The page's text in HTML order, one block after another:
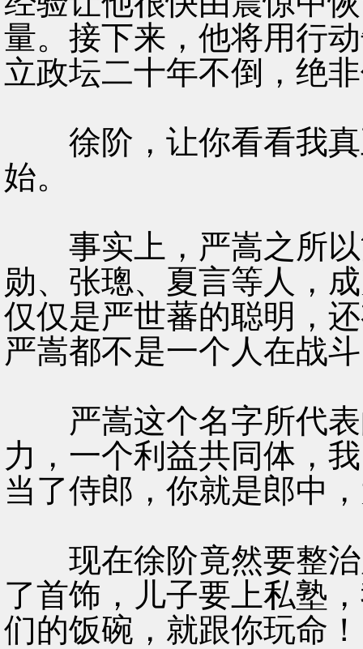
量。接下来，他将用行
立政坛二十年不倒，绝
徐阶，让你看看我真
始。
事实上，严嵩之所以
勋、张璁、夏言等人，
仅仅是严世蕃的聪明，
严嵩都不是一个人在战
严嵩这个名字所代表
力，一个利益共同体，
当了侍郎，你就是郎中
现在徐阶竟然要整治
了首饰，儿子要上私塾
们的饭碗，就跟你玩命！